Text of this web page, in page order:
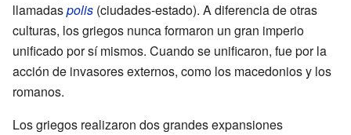
llamadaspolis (ciudades-estado). A diferencia de otras
culturas, los griegos nunca formaron un gran imperio
unificado por sí mismos. Cuando se unificaron, fue por la
acción de invasores externos, como los macedonios y los
romanos.
Los griegos realizaron dos grandes expansiones